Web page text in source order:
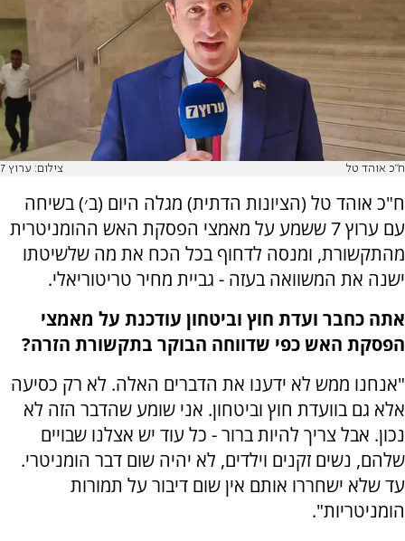
ח"כ אוהד טל צילום: ערוץ 7
ח"כ אוהד טל (הציונות הדתית) מגלה היום (ב׳) בשיחה
עם ערוץ 7 ששמע על מאמצי הפסקת האש ההומניטרית
מהתקשורת, ומנסה לדחוף בכל הכח את מה שלשיטתו
ישנה את המשוואה בעזה - גביית מחיר טריטוריאלי.
אתה כחבר ועדת חוץ וביטחון עודכנת על מאמצי
הפסקת האש כפי שדווחה הבוקר בתקשורת הזרה?
"אנחנו ממש לא ידענו את הדברים האלה. לא רק כסיעה
אלא גם בוועדת חוץ וביטחון. אני שומע שהדבר הזה לא
נכון. אבל צריך להיות ברור - כל עוד יש אצלנו שבויים
שלהם, נשים זקנים וילדים, לא יהיה שום דבר הומניטרי.
עד שלא ישחררו אותם אין שום דיבור על תמורות
הומניטריות".